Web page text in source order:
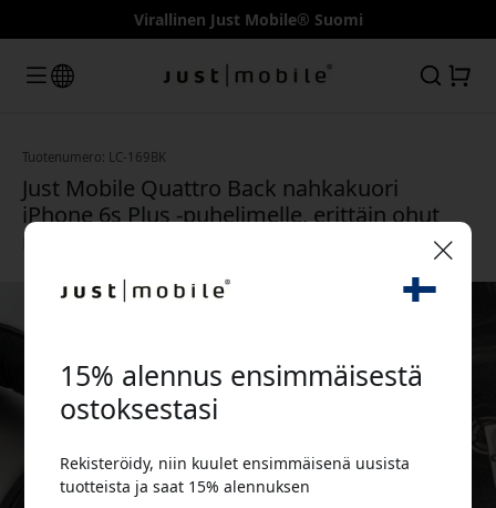
Virallinen Just Mobile® Suomi
Tuotenumero: LC-169BK
Just Mobile Quattro Back nahkakuori
iPhone 6s Plus -puhelimelle, erittäin ohut
muotoilu ja täysi pääsy portteihin - Musta
15% alennus ensimmäisestä
ostoksestasi
Rekisteröidy, niin kuulet ensimmäisenä uusista
tuotteista ja saat 15% alennuksen
🎉 Alennuskoodisi:
Käytä tätä koodia kassalla saadaksesi 15%
alennuksen.